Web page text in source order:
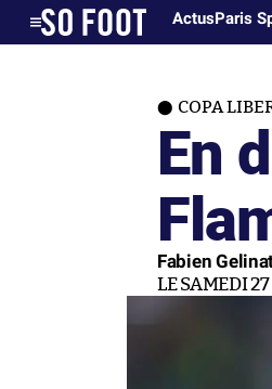
ActusParis
COPA
En
Fabien
LE SAMEDI